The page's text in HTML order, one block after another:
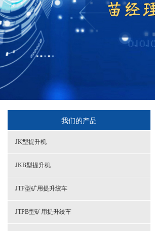
我们的产品
JK型提升机
JKB型提升机
JTP型矿用提升绞车
JTPB型矿用提升绞车